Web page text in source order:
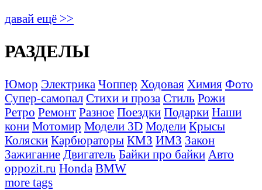
давай ещё >>
РАЗДЕЛЫ
Юмор Электрика Чоппер Ходовая Химия Фото
Супер-самопал Стихи и проза Стиль Рожи
Ретро Ремонт Разное Поездки Подарки Наши
кони Мотомир Модели 3D Модели Крысы
Коляски Карбюраторы КМЗ ИМЗ Закон
Зажигание Двигатель Байки про байки Авто
oppozit.ru Honda BMW
more tags